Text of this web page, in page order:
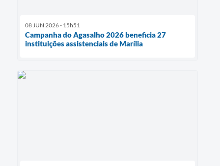
08 JUN 2026 - 15h51
Campanha do Agasalho 2026 beneficia 27
instituições assistenciais de Marília